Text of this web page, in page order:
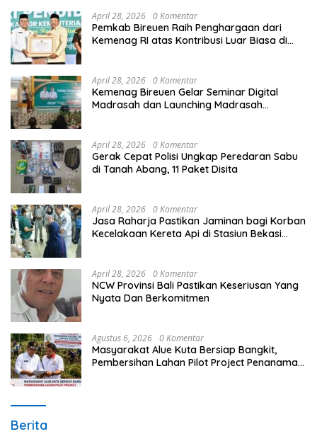
April 28, 2026 0 Komentar
Pemkab Bireuen Raih Penghargaan dari
Kemenag RI atas Kontribusi Luar Biasa di
April 28, 2026 0 Komentar
Kemenag Bireuen Gelar Seminar Digital
Madrasah dan Launching Madrasah
April 28, 2026 0 Komentar
Gerak Cepat Polisi Ungkap Peredaran Sabu
di Tanah Abang, 11 Paket Disita
April 28, 2026 0 Komentar
Jasa Raharja Pastikan Jaminan bagi Korban
Kecelakaan Kereta Api di Stasiun Bekasi
April 28, 2026 0 Komentar
NCW Provinsi Bali Pastikan Keseriusan Yang
Nyata Dan Berkomitmen
Agustus 6, 2026 0 Komentar
Masyarakat Alue Kuta Bersiap Bangkit,
Pembersihan Lahan Pilot Project Penanaman
Berita